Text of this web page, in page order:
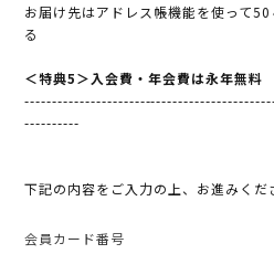
お届け先はアドレス帳機能を使って
る
＜特典5＞入会費・年会費は永年無料
----------
下記の内容をご入力の上、お進みくだ
会員カード番号